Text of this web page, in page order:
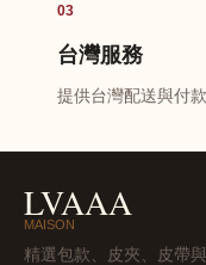
03
台灣服務
提供台灣配送與付
LVAAA
MAISON
精選包款、皮夾、皮帶